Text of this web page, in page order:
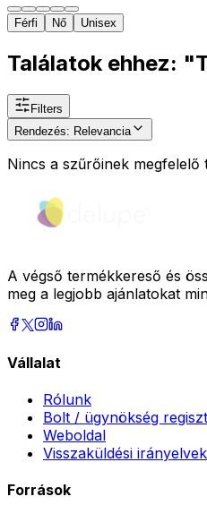
Férfi Nő Unisex
Találatok ehhez:
Filters
Rendezés: Relevancia
Nincs a szűrőinek megfelelő
A végső termékkereső és
meg a legjobb ajánlatokat
Vállalat
Rólunk
Bolt / ügynökség
Weboldal
Visszaküldési irányelvek
Források